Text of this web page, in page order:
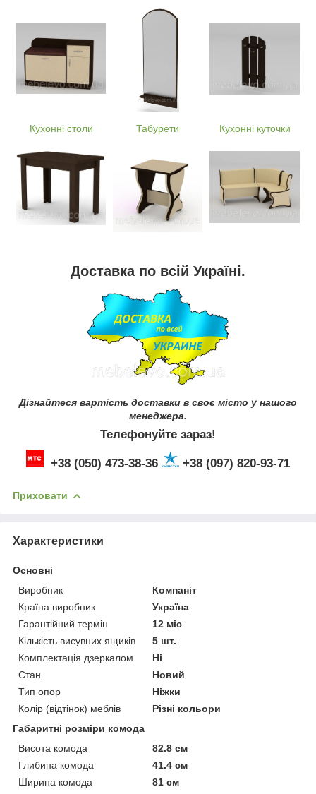
Кухонні столи Табурети Кухонні куточки
Доставка по всій Україні.
Дізнайтеся вартість доставки в своє місто у нашого
менеджера.
Телефонуйте зараз!
+38 (050) 473-38-36 +38 (097) 820-93-71
Приховати
Характеристики
Основні
Виробник
Компаніт
Країна виробник
Україна
Гарантійний термін
12 міс
Кількість висувних ящиків
5 шт.
Комплектація дзеркалом
Ні
Стан
Новий
Тип опор
Ніжки
Колір (відтінок) меблів
Різні кольори
Габаритні розміри комода
Висота комода
82.8 см
Глибина комода
41.4 см
Ширина комода
81 см